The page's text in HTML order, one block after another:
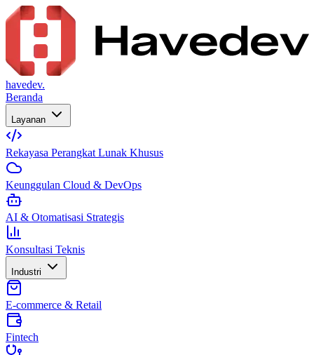
havedev.
Beranda
Layanan
Rekayasa Perangkat Lunak Khusus
Keunggulan Cloud & DevOps
AI & Otomatisasi Strategis
Konsultasi Teknis
Industri
E-commerce & Retail
Fintech